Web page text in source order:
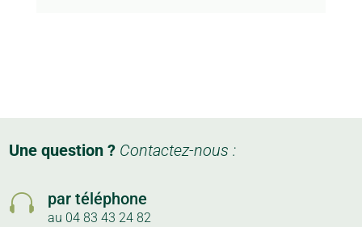
Une question ? Contactez-nous :
 par téléphone
au 04 83 43 24 82